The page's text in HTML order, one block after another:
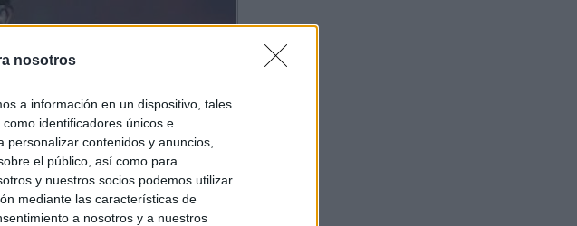
nosotros
a información en un dispositivo, tales
identificadores únicos e
contenidos y anuncios,
el público, así como para
y nuestros socios podemos utilizar
mediante las características de
a nosotros y a nuestros